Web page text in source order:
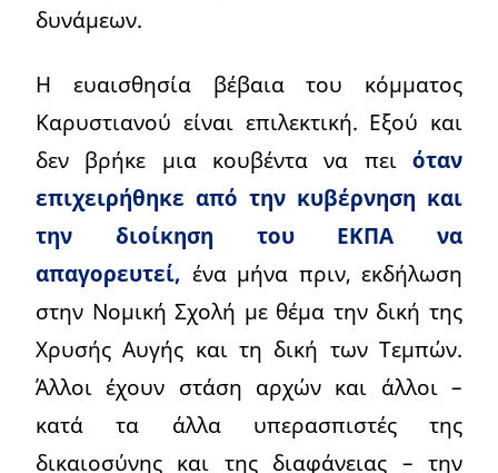
δυνάμεων.
Η ευαισθησία βέβαια του κόμματος
Καρυστιανού είναι επιλεκτική. Εξού και
δεν βρήκε μια κουβέντα να πει όταν
επιχειρήθηκε από την κυβέρνηση και
την διοίκηση του ΕΚΠΑ να
απαγορευτεί, ένα μήνα πριν, εκδήλωση
στην Νομική Σχολή με θέμα την δική της
Χρυσής Αυγής και τη δική των Τεμπών.
Άλλοι έχουν στάση αρχών και άλλοι –
κατά τα άλλα υπερασπιστές της
δικαιοσύνης και της διαφάνειας – την